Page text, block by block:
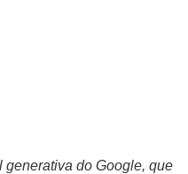
do Google, que